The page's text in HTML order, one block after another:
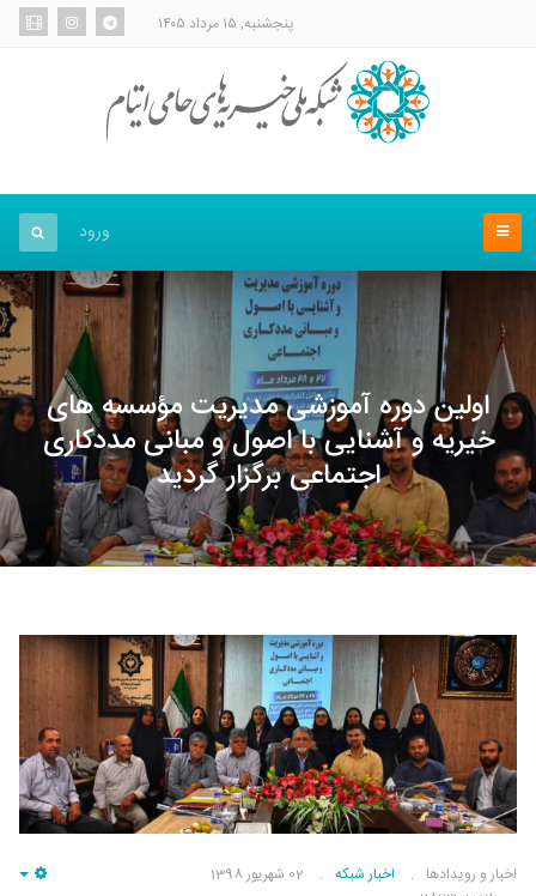
پنجشنبه, ۱۵ مرداد ۱۴۰۵
ورود
اولین دوره آموزشی مدیریت مؤسسه های
خیریه و آشنایی با اصول و مبانی مددکاری
اجتماعی برگزار گردید
اخبار و رویدادها اخبار شبکه
02 شهریور 1398